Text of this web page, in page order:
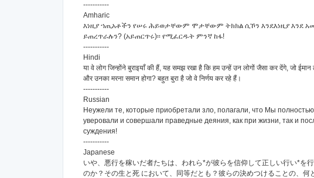
-----------
Amharic
እነዚያ ኀጢአቶችን የሠሩ ሕይወታቸውም ሞታቸውም ትክክል ሲኾን እንደእነዚያ እንደ
ይጠረጥራሉን? (አይጠርጥሩ)፡፡ የሚፈርዱት ምንኛ ከፋ!
-----------
Hindi
या वे लोग जिन्होंने बुराइयाँ की हैं, यह समझ रखा है कि हम उन्हें उन लोगों जैसा कर देंगे, जो
और उनका मरना समान होगा? बहुत बुरा है जो वे निर्णय कर रहे हैं।
-----------
Russian
Неужели те, которые приобретали зло, полагали, что Мы
уверовали и совершали праведные деяния, как при жизни, так и
суждения!
-----------
Japanese
いや、悪行を稼いだ者たちは、われら*が彼らを信仰して正しい行い*を
のか？その生と死 において、同等だとも？彼らの決めつけることの、何